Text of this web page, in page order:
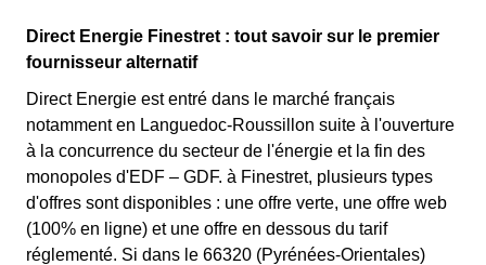
Direct Energie Finestret : tout savoir sur le premier
fournisseur alternatif
Direct Energie est entré dans le marché français
notamment en Languedoc-Roussillon suite à l'ouverture
à la concurrence du secteur de l'énergie et la fin des
monopoles d'EDF – GDF. à Finestret, plusieurs types
d'offres sont disponibles : une offre verte, une offre web
(100% en ligne) et une offre en dessous du tarif
réglementé. Si dans le 66320 (Pyrénées-Orientales)